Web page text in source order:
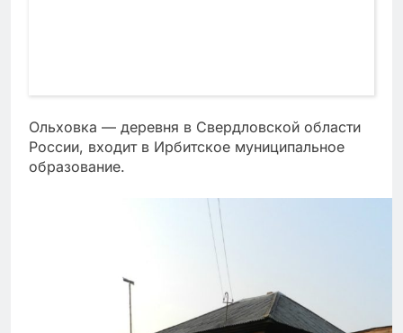
Ольховка — деревня в Свердловской области
России, входит в Ирбитское муниципальное
образование.